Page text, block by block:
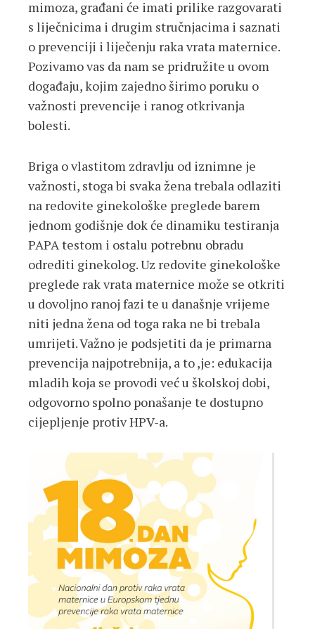
mimoza, građani će imati prilike razgovarati
s liječnicima i drugim stručnjacima i saznati
o prevenciji i liječenju raka vrata maternice.
Pozivamo vas da nam se pridružite u ovom
događaju, kojim zajedno širimo poruku o
važnosti prevencije i ranog otkrivanja
bolesti.
Briga o vlastitom zdravlju od iznimne je
važnosti, stoga bi svaka žena trebala odlaziti
na redovite ginekološke preglede barem
jednom godišnje dok će dinamiku testiranja
PAPA testom i ostalu potrebnu obradu
odrediti ginekolog. Uz redovite ginekološke
preglede rak vrata maternice može se otkriti
u dovoljno ranoj fazi te u današnje vrijeme
niti jedna žena od toga raka ne bi trebala
umrijeti. Važno je podsjetiti da je primarna
prevencija najpotrebnija, a to ,je: edukacija
mladih koja se provodi već u školskoj dobi,
odgovorno spolno ponašanje te dostupno
cijepljenje protiv HPV-a.